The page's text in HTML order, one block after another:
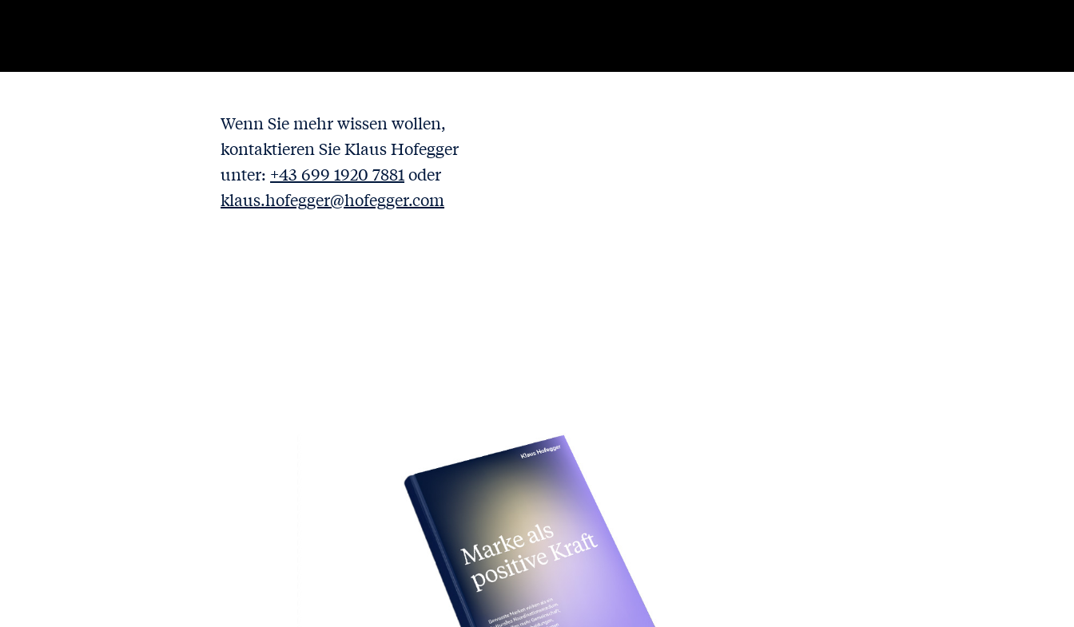
Wenn Sie mehr wissen wollen,
kontaktieren Sie Klaus Hofegger
unter: +43 699 1920 7881 oder
klaus.hofegger@hofegger.com